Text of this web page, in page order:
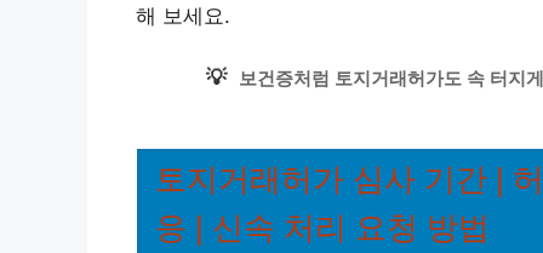
해 보세요.
💡 보건증처럼 토지거래허가도 속 터지
토지거래허가 심사 기간 |
응 | 신속 처리 요청 방법